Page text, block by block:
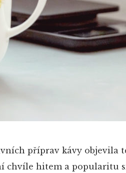
příprav kávy objevila
chvíle hitem a popularitu